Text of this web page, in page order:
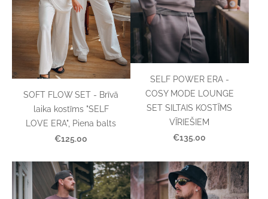
SOFT FLOW SET - Brīvā
laika kostīms "SELF
LOVE ERA", Piena balts
€125.00
SELF POWER ERA -
COSY MODE LOUNGE
SET SILTAIS KOSTĪMS
VĪRIEŠIEM
€135.00